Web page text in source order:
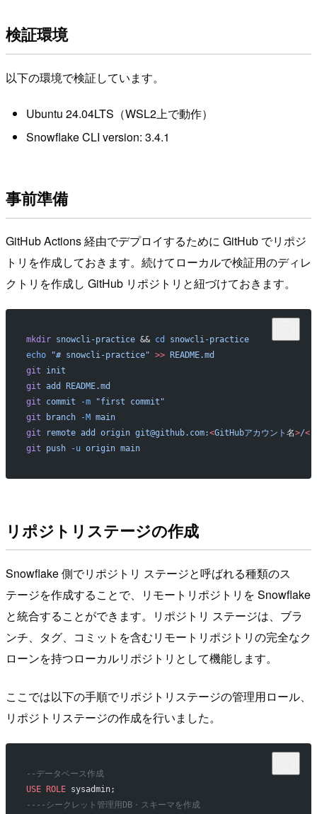
検証環境
以下の環境で検証しています。
Ubuntu 24.04LTS（WSL2上で動作）
Snowflake CLI version: 3.4.1
事前準備
GitHub Actions 経由でデプロイするために GitHub でリポジ
トリを作成しておきます。続けてローカルで検証用のディレ
クトリを作成し GitHub リポジトリと紐づけておきます。
mkdir snowcli-practice && cd
snowcli-practice
echo "# snowcli-practice" >> README.md
git init
git add
README.md
git commit -m "first commit"
git branch -M main
git remote add origin git@github.com:<GitHubアカウント 名>/<
git push -u origin main
リポジトリステージの作成
Snowflake 側でリポジトリ ステージと呼ばれる種類のス
テージを作成することで、リモートリポジトリを Snowflake
と統合することができます。リポジトリ ステージは、ブラ
ンチ、タグ、コミットを含むリモートリポジトリの完全なク
ローンを持つローカルリポジトリとして機能します。
ここでは以下の手順でリポジトリステージの管理用ロール、
リポジトリステージの作成を行いました。
--データベース作成
USE ROLE sysadmin;
----シークレット管理用DB・スキーマを作成